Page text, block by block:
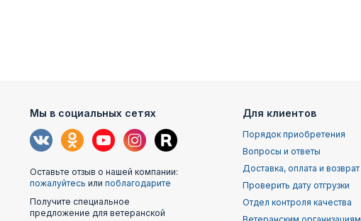
Мы в социальных сетях
Оставьте отзыв о нашей компании:
пожалуйтесь или поблагодарите
Получите специальное
предложение для ветеранской
Для клиентов
Порядок приобретения
Вопросы и ответы
Доставка, оплата и возврат
Проверить дату отгрузки
Отдел контроля качества